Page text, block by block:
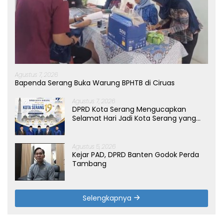
Agustus 7, 2026
Bapenda Serang Buka Warung BPHTB di Ciruas
Agustus 7, 2026
DPRD Kota Serang Mengucapkan
Selamat Hari Jadi Kota Serang yang
Agustus 5, 2026
Kejar PAD, DPRD Banten Godok Perda
Tambang
Selengkapnya